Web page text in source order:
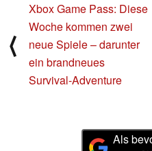
⟨
Xbox Game Pass: Diese
Woche kommen zwei
neue Spiele – darunter
ein brandneues
Survival-Adventure
Als